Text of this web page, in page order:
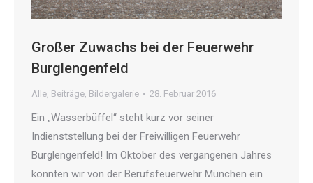
Großer Zuwachs bei der Feuerwehr
Burglengenfeld
Alle, Beiträge, Bildergalerie 28. Februar 2016
Ein „Wasserbüffel“ steht kurz vor seiner
Indienststellung bei der Freiwilligen Feuerwehr
Burglengenfeld! Im Oktober des vergangenen Jahres
konnten wir von der Berufsfeuerwehr München ein